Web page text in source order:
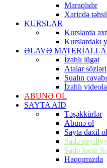
Maraqlıdır
Xaricdə təhsil
KURSLAR
Kurslarda
Kurslardakı
ƏLAVƏ
İzahlı lügət
Atalar sözləri
Sualın
İzahlı
ABUNƏ OL
SAYTA AİD
Təşəkkürlər
Abunə ol
Sayta daxil ol
Sadə
Sadə loqin
Haqqımızda